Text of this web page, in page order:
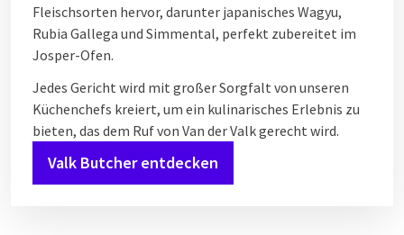
Fleischsorten hervor, darunter japanisches Wagyu,
Rubia Gallega und Simmental, perfekt zubereitet im
Josper-Ofen.
Jedes Gericht wird mit großer Sorgfalt von unseren
Küchenchefs kreiert, um ein kulinarisches Erlebnis zu
bieten, das dem Ruf von Van der Valk gerecht wird.
Valk Butcher entdecken